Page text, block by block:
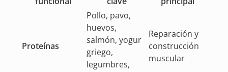
Proteínas
Pollo, pavo,
huevos,
salmón, yogur
griego,
legumbres,
Reparación y
construcción
muscular